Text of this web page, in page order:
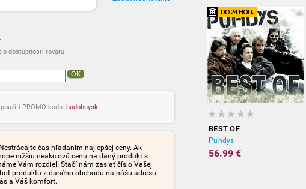
o dostupnosti tovaru
OK
PROMO kódu: hudobnysk
čas hľadaním najlepšej ceny. Ak
nižšiu neakciovú cenu na daný produkt s
Vám rozdiel. Stačí nám zaslať číslo Vašej
produktu z daného obchodu na nášu adresu
a Váš komfort.
BEST OF
Puhdys
56.99 €